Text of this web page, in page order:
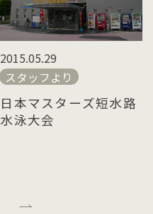
2015.05.29
スタッフより
日本マスターズ短水路
水泳大会